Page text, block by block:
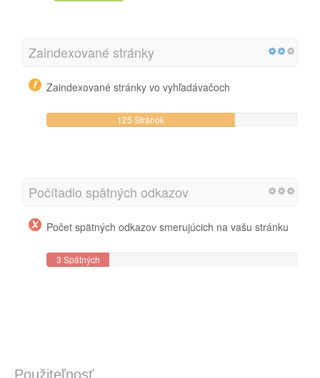
Zaindexované stránky
Zaindexované stránky vo vyhľadávačoch
125 Stránok
Počítadlo spätných odkazov
Počet spätných odkazov smerujúcich na vašu stránku
3 Spätných
Použiteľnosť